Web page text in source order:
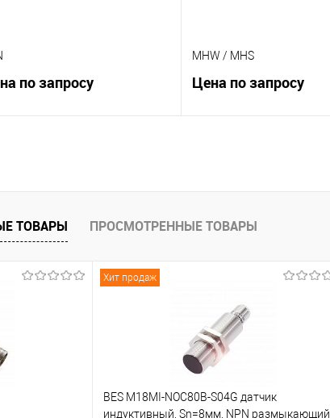
по запросу
MHW / MHS
Цена по запросу
ТОВАРЫ ПРОСМОТРЕННЫЕ ТОВАРЫ
Хит продаж
BES M18MI-NOC80B-S04G датчик
индуктивный, Sn=8мм, NPN размыкающий